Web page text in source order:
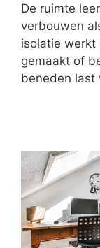
De ruimte
verbouwen
isolatie werkt
gemaakt of
beneden last